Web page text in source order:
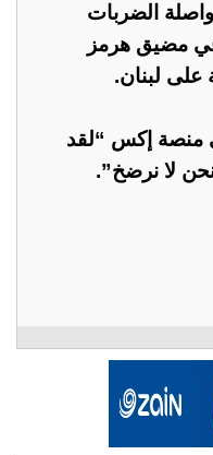
الضربات
في مضيق هرمز
على لبنان.
منصة ‌إكس “لقد
نحن لا نرضخ”.